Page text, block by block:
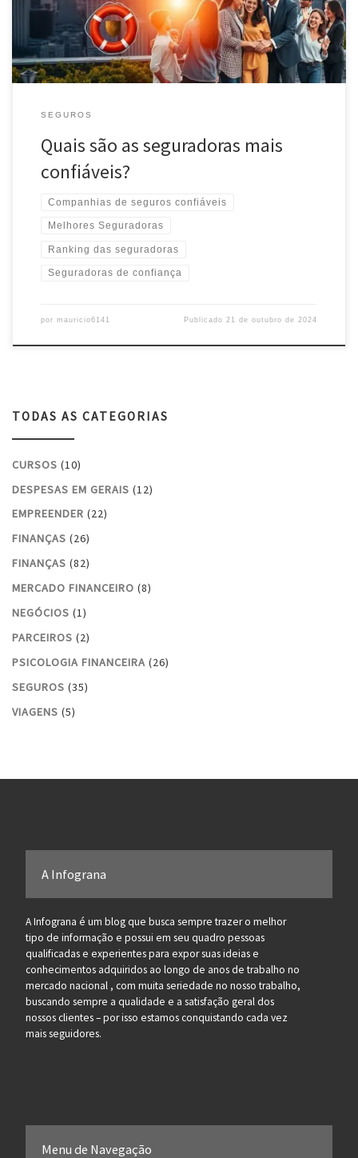
SEGUROS
Quais são as seguradoras mais
confiáveis?
Companhias de seguros confiáveis
Melhores Seguradoras
Ranking das seguradoras
Seguradoras de confiança
por mauricio6141 Publicado21 de outubro de 2024
TODAS AS CATEGORIAS
CURSOS (10)
DESPESAS EM GERAIS (12)
EMPREENDER (22)
FINANÇAS (26)
FINANÇAS (82)
MERCADO FINANCEIRO (8)
NEGÓCIOS (1)
PARCEIROS (2)
PSICOLOGIA FINANCEIRA (26)
SEGUROS (35)
VIAGENS (5)
A Infograna
A Infograna é um blog que busca sempre trazer o melhor
tipo de informação e possui em seu quadro pessoas
qualificadas e experientes para expor suas ideias e
conhecimentos adquiridos ao longo de anos de trabalho no
mercado nacional , com muita seriedade no nosso trabalho,
buscando sempre a qualidade e a satisfação geral dos
nossos clientes – por isso estamos conquistando cada vez
mais seguidores.
Menu de Navegação